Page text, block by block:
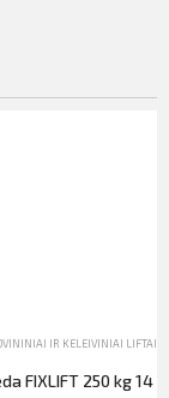
IR KELEIVINIAI LIFTAI
FIXLIFT 250 kg 14 m